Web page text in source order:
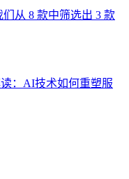
从 8 款中筛选出 3 款
：AI技术如何重塑服